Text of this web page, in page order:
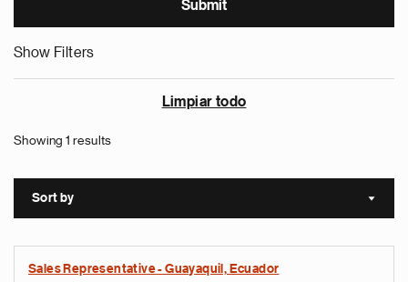
Show Filters
Limpiar todo
Showing 1 results
Sort by Sort
Sales Representative - Guayaquil, Ecuador